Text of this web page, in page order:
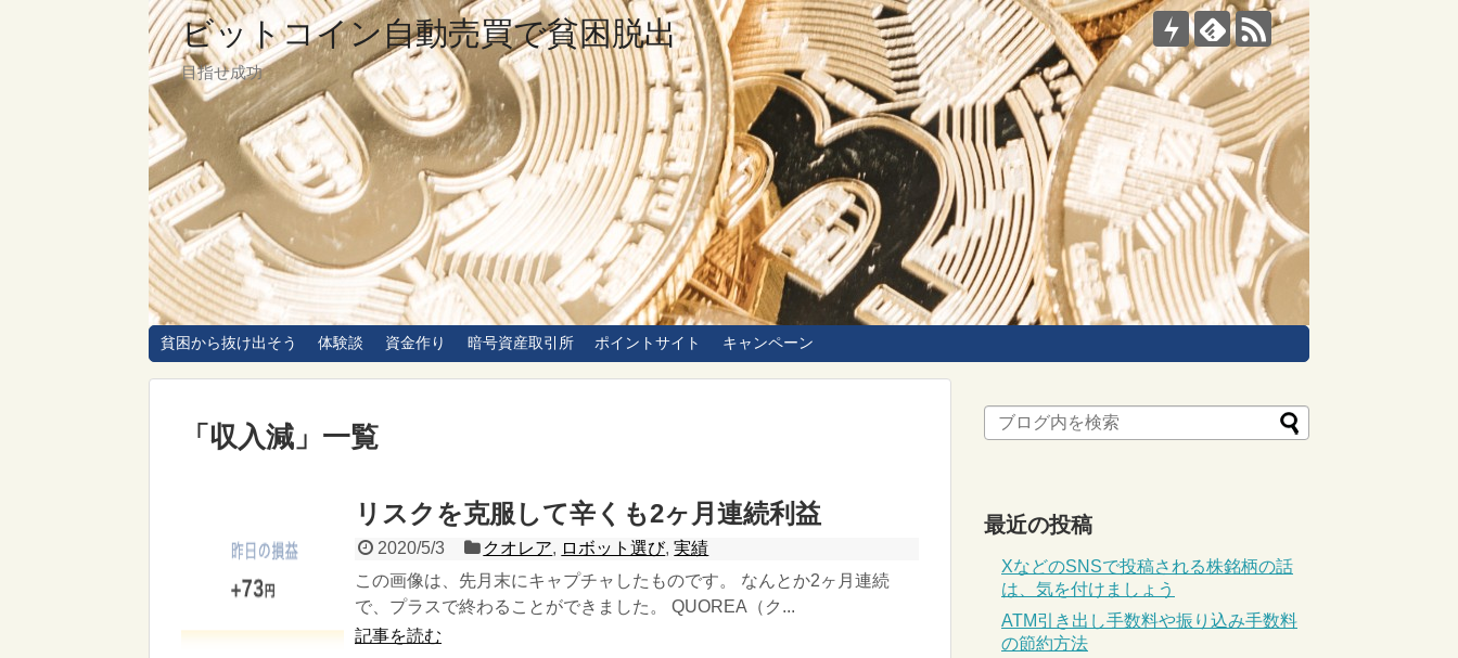
ビットコイン自動売買で貧困脱出
目指せ成功
貧困から抜け出そう 体験談 資金作り 暗号資産取引所 ポイントサイト キャンペーン
「 収入減 」 一覧
リスクを克服して辛くも2ヶ月連続利益
2020/5/3 クオレア, ロボット選び,実績
この画像は、先月末にキャプチャしたものです。 なんとか2ヶ月連続
で、プラスで終わることができました。 QUOREA（ク...
記事を読む
最近の投稿
XなどのSNSで投稿される株銘柄の話
は、気を付けましょう
ATM引き出し手数料や振り込み手数料
の節約方法